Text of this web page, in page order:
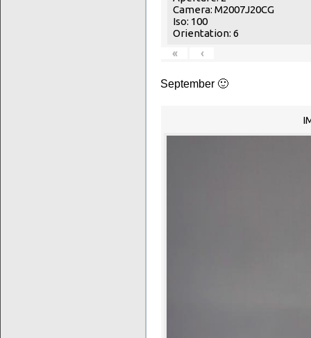
Camera: M2007J20CG
Iso: 100
Orientation: 6
«
‹
September 🙂